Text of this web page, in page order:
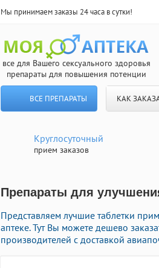
Мы принимаем заказы 24 часа в сутки!
все для Вашего сексуального здоровья
препараты для повышения потенции
ВСЕ ПРЕПАРАТЫ КАК
Круглосуточный
прием заказов
Препараты для
Представляем лучшие таблетки
аптеке. Тут Вы можете дешево
производителей с доставкой